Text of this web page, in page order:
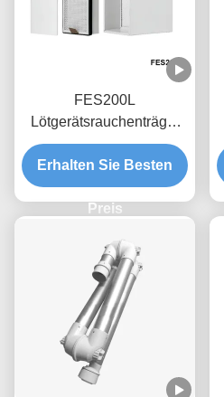
FES200L
Lötgerätsrauchenträger
Zubehör Ersatzfilter Set
4,5 kg
Erhalten Sie Besten
Preis